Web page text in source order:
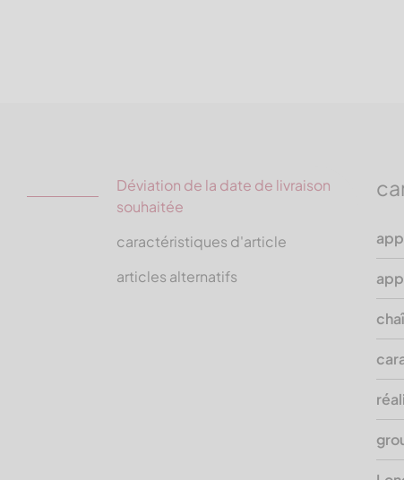
Déviation de la date de livraison
souhaitée
caractéristiques d'article
articles alternatifs